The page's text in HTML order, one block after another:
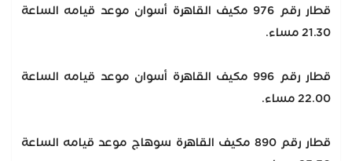
قطار رقم 976 مكيف القاهرة أسوان موعد قيامه الساعة
21.30 مساء.
قطار رقم 996 مكيف القاهرة أسوان موعد قيامه الساعة
22.00 مساء.
قطار رقم 890 مكيف القاهرة سوهاج موعد قيامه الساعة